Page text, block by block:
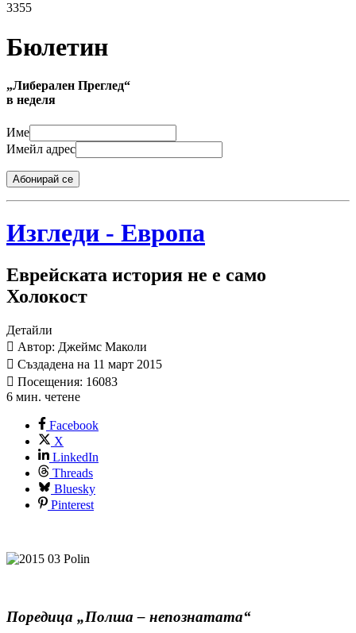
3355
Бюлетин
„Либерален Преглед“
в неделя
Име
Имейл адрес
Абонирай се
Изгледи - Европа
Еврейската история не е само
Холокост
Детайли
Автор: Джеймс Маколи
Създадена на 11 март 2015
Посещения: 16083
6 мин. четене
Facebook
X
LinkedIn
Threads
Bluesky
Pinterest
Поредица „Полша – непознатата“